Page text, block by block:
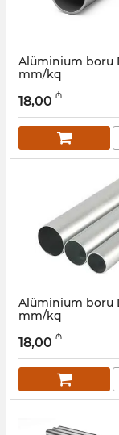
Alüminium boru
mm/kq
030001058
18,00 ₼
Alüminium boru
mm/kq
030001056
18,00 ₼